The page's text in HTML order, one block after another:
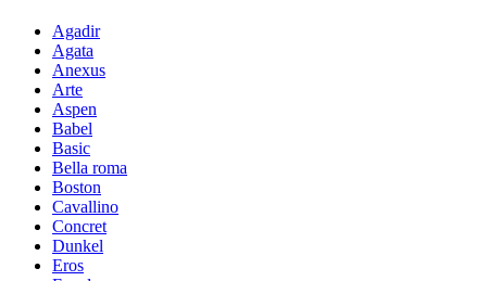
Agadir
Agata
Anexus
Arte
Aspen
Babel
Basic
Bella roma
Boston
Cavallino
Concret
Dunkel
Eros